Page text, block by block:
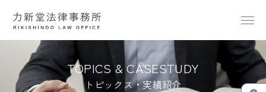
トピックス・実績紹介
TOPICS & CASESTUDY